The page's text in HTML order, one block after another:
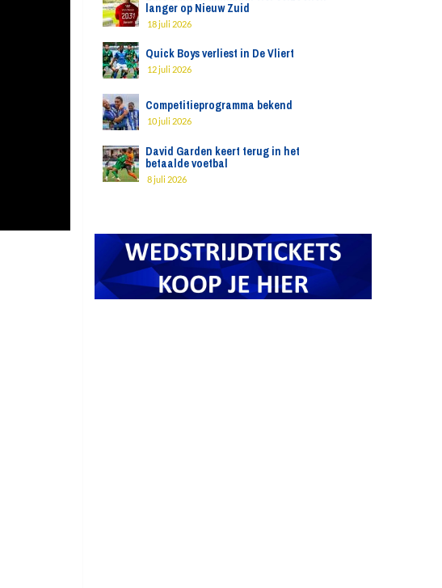
langer op Nieuw Zuid
18 juli 2026
Quick Boys verliest in De Vliert
12 juli 2026
Competitieprogramma bekend
10 juli 2026
David Garden keert terug in het
betaalde voetbal
8 juli 2026